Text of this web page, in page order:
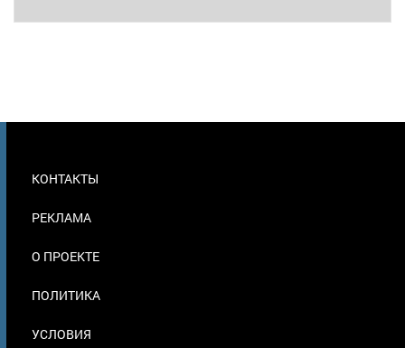
В
КОНТАКТЫ
РЕКЛАМА
О ПРОЕКТЕ
ПОЛИТИКА
УСЛОВИЯ